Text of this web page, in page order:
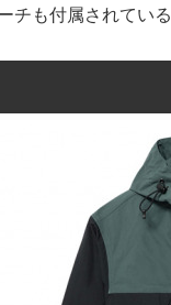
チも付属されてい